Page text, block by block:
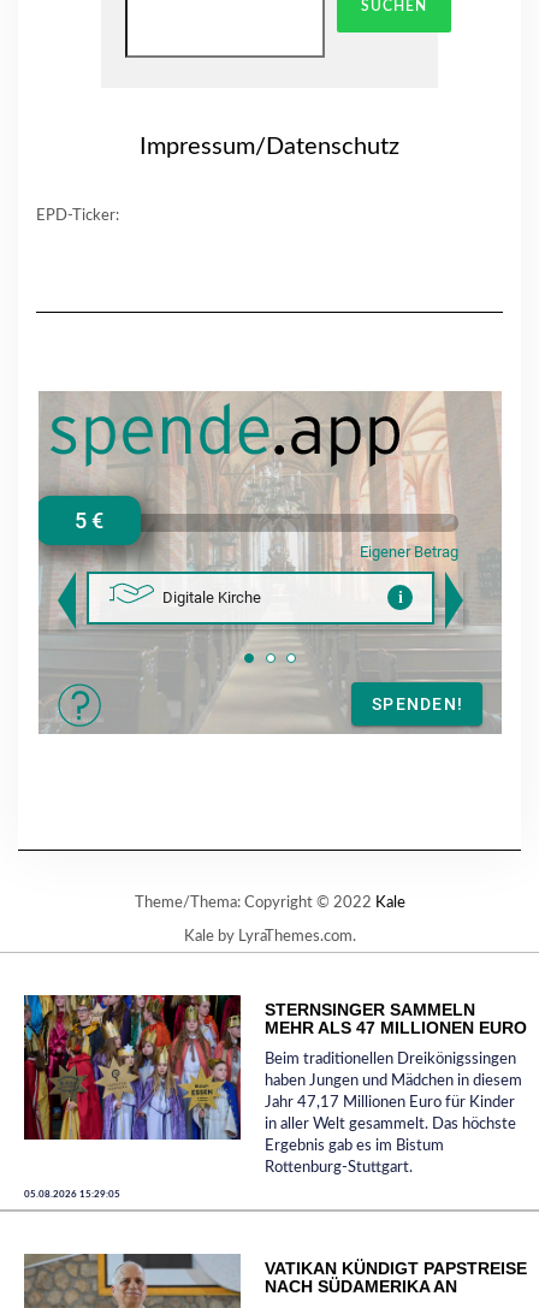
SUCHEN
Impressum/Datenschutz
EPD-Ticker:
Theme/Thema: Copyright © 2022 Kale
Kaleby LyraThemes.com.
STERNSINGER SAMMELN
MEHR ALS 47 MILLIONEN EURO
Beim traditionellen Dreikönigssingen
haben Jungen und Mädchen in diesem
Jahr 47,17 Millionen Euro für Kinder
in aller Welt gesammelt. Das höchste
Ergebnis gab es im Bistum
Rottenburg-Stuttgart.
05.08.2026 15:29:05
VATIKAN KÜNDIGT PAPSTREISE
NACH SÜDAMERIKA AN